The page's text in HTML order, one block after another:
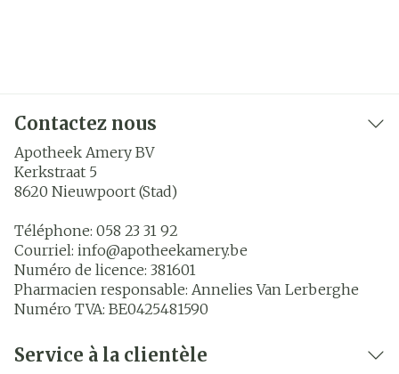
Contactez nous
Apotheek Amery BV
Kerkstraat 5
8620 Nieuwpoort (Stad)
Téléphone: 058 23 31 92
Courriel: info@apotheekamery.be
Numéro de licence: 381601
Pharmacien responsable: Annelies Van Lerberghe
Numéro TVA: BE0425481590
Service à la clientèle